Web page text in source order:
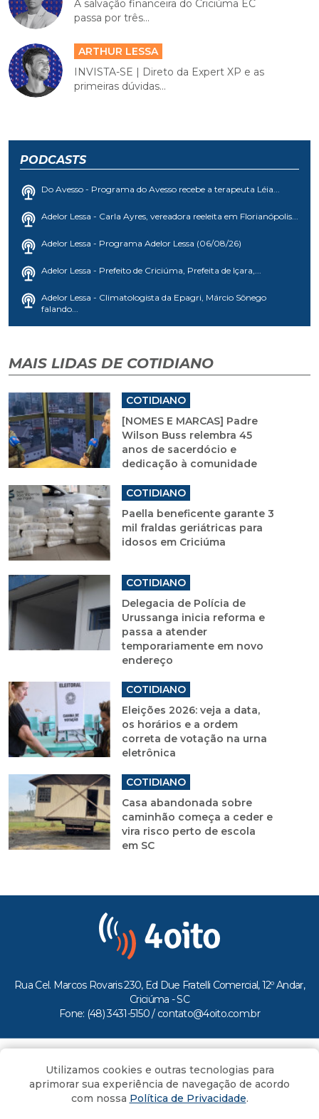
A salvação financeira do Criciúma EC
passa por três...
ARTHUR LESSA
INVISTA-SE | Direto da Expert XP e as
primeiras dúvidas...
PODCASTS
Do Avesso - Programa do Avesso recebe a terapeuta Léia...
Adelor Lessa - Carla Ayres, vereadora reeleita em Florianópolis...
Adelor Lessa - Programa Adelor Lessa (06/08/26)
Adelor Lessa - Prefeito de Criciúma, Prefeita de Içara,...
Adelor Lessa - Climatologista da Epagri, Márcio Sônego
falando...
MAIS LIDAS DE COTIDIANO
COTIDIANO
[NOMES E MARCAS] Padre
Wilson Buss relembra 45
anos de sacerdócio e
dedicação à comunidade
COTIDIANO
Paella beneficente garante 3
mil fraldas geriátricas para
idosos em Criciúma
COTIDIANO
Delegacia de Polícia de
Urussanga inicia reforma e
passa a atender
temporariamente em novo
endereço
COTIDIANO
Eleições 2026: veja a data,
os horários e a ordem
correta de votação na urna
eletrônica
COTIDIANO
Casa abandonada sobre
caminhão começa a ceder e
vira risco perto de escola
em SC
Rua Cel. Marcos Rovaris 230, Ed Due Fratelli Comercial, 12º Andar,
Criciúma - SC
Fone: (48) 3431-5150 / contato@4oito.com.br
Todos os direitos reservados ao Portal 4oito
Utilizamos cookies e outras tecnologias para
aprimorar sua experiência de navegação de acordo
com nossa Política de Privacidade.